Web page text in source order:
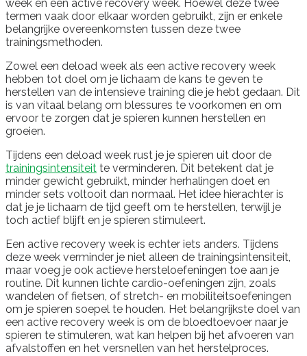
week en een active recovery week. Hoewel deze twee
termen vaak door elkaar worden gebruikt, zijn er enkele
belangrijke overeenkomsten tussen deze twee
trainingsmethoden.
Zowel een deload week als een active recovery week
hebben tot doel om je lichaam de kans te geven te
herstellen van de intensieve training die je hebt gedaan. Dit
is van vitaal belang om blessures te voorkomen en om
ervoor te zorgen dat je spieren kunnen herstellen en
groeien.
Tijdens een deload week rust je je spieren uit door de
trainingsintensiteit te verminderen. Dit betekent dat je
minder gewicht gebruikt, minder herhalingen doet en
minder sets voltooit dan normaal. Het idee hierachter is
dat je je lichaam de tijd geeft om te herstellen, terwijl je
toch actief blijft en je spieren stimuleert.
Een active recovery week is echter iets anders. Tijdens
deze week verminder je niet alleen de trainingsintensiteit,
maar voeg je ook actieve hersteloefeningen toe aan je
routine. Dit kunnen lichte cardio-oefeningen zijn, zoals
wandelen of fietsen, of stretch- en mobiliteitsoefeningen
om je spieren soepel te houden. Het belangrijkste doel van
een active recovery week is om de bloedtoevoer naar je
spieren te stimuleren, wat kan helpen bij het afvoeren van
afvalstoffen en het versnellen van het herstelproces.